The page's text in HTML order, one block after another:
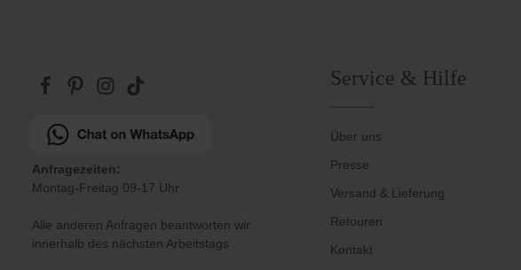
Anfragezeiten:
Montag-Freitag 09-17 Uhr
Alle anderen Anfragen beantworten wir
innerhalb des nächsten Arbeitstags
Service & Hilfe
Über uns
Presse
Versand & Lieferung
Retouren
Kontakt